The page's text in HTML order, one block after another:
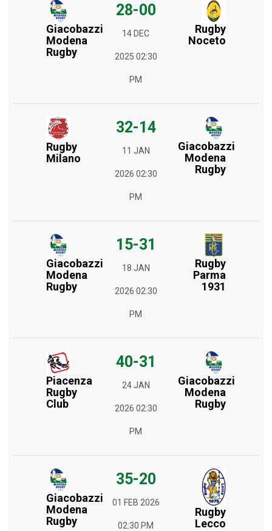
Giacobazzi
Modena
Rugby
28-00
14 DEC
2025 02:30
PM
Rugby
Noceto
Rugby
Milano
32-14
11 JAN
2026 02:30
PM
Giacobazzi
Modena
Rugby
Giacobazzi
Modena
Rugby
15-31
18 JAN
2026 02:30
PM
Rugby
Parma
1931
Piacenza
Rugby
Club
40-31
24 JAN
2026 02:30
PM
Giacobazzi
Modena
Rugby
Giacobazzi
Modena
Rugby
35-20
01 FEB 2026
02:30 PM
Rugby
Lecco